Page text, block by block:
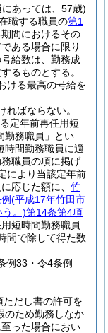
あっては、57歳)
職する職員の第1
間におけるその
ある場合に限り
給数は、勤務成
るものとする。
ける最高の号給を
ばならない。
定年前再任用短
勤務職員」とい
時間勤務職員に適
職員の項に掲げ
により当該定年前
応じた額に、 竹
(平成17年竹田市
う。)第14条第4項
短時間勤務職員
間で除して得た数
例33・令4条例
だし書の許可を
のため勤務しなか
った場合におい